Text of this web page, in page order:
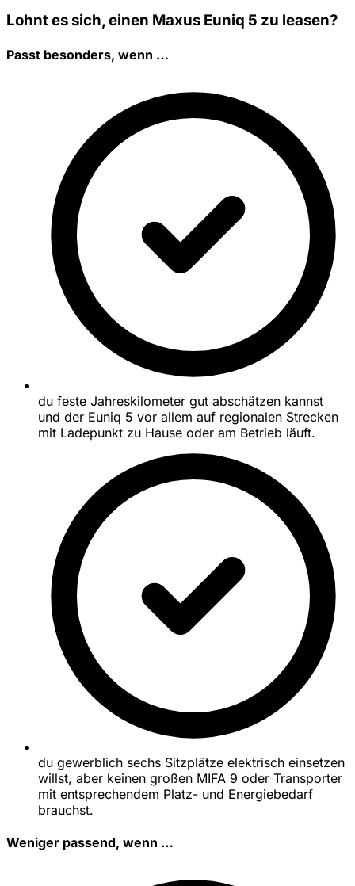
Lohnt es sich, einen Maxus Euniq 5 zu leasen?
Passt besonders, wenn …
du feste Jahreskilometer gut abschätzen kannst
und der Euniq 5 vor allem auf regionalen Strecken
mit Ladepunkt zu Hause oder am Betrieb läuft.
du gewerblich sechs Sitzplätze elektrisch einsetzen
willst, aber keinen großen MIFA 9 oder Transporter
mit entsprechendem Platz- und Energiebedarf
brauchst.
Weniger passend, wenn …